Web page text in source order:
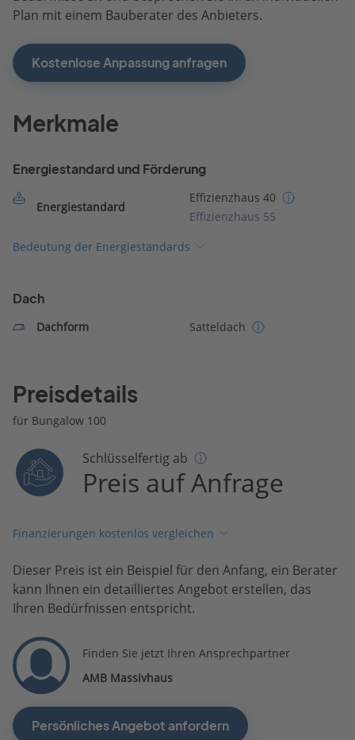
Plan mit einem Bauberater des Anbieters.
Kostenlose Anpassung anfragen
Merkmale
Energiestandard und Förderung
Energiestandard
Effizienzhaus 40
Effizienzhaus 55
Bedeutung der Energiestandards
Dach
Dachform Satteldach
Preisdetails
für Bungalow 100
Schlüsselfertig ab
Preis auf Anfrage
Finanzierungen kostenlos vergleichen
Dieser Preis ist ein Beispiel für den Anfang, ein Berater
kann Ihnen ein detailliertes Angebot erstellen, das
Ihren Bedürfnissen entspricht.
Finden Sie jetzt Ihren Ansprechpartner
AMB Massivhaus
Persönliches Angebot anfordern